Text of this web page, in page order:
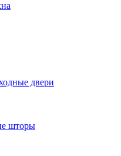
двери
шторы